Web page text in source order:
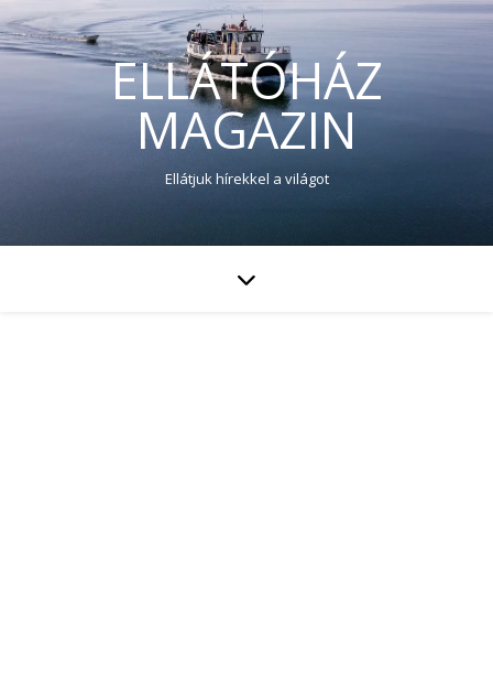
ELLÁTÓHÁZ
MAGAZIN
Ellátjuk hírekkel a világot